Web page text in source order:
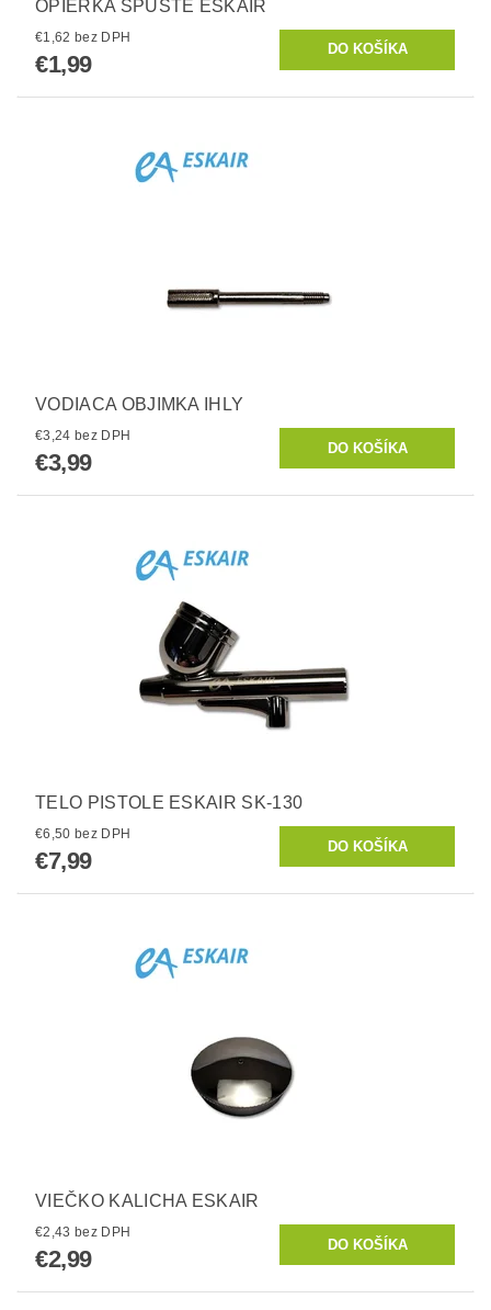
OPIERKA SPÚŠTE ESKAIR
€1,62 bez DPH
€1,99
VODIACA OBJIMKA IHLY
€3,24 bez DPH
€3,99
TELO PISTOLE ESKAIR SK-130
€6,50 bez DPH
€7,99
VIEČKO KALICHA ESKAIR
€2,43 bez DPH
€2,99